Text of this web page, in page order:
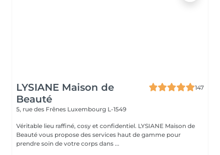
LYSIANE Maison de
Beauté
147
5, rue des Frênes Luxembourg L-1549
Véritable lieu raffiné, cosy et confidentiel. LYSIANE Maison de
Beauté vous propose des services haut de gamme pour
prendre soin de votre corps dans ...